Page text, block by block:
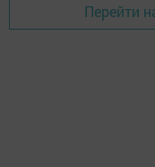
Перейти